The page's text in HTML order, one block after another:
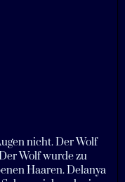
nicht. Der Wolf
Wolf wurde zu
Haaren. Delanya